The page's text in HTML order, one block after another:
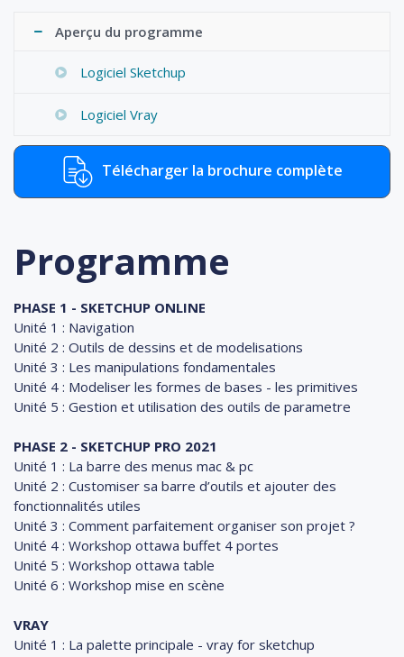
Aperçu du programme
Logiciel Sketchup
Logiciel Vray
Télécharger la brochure complète
Programme
PHASE 1 - SKETCHUP ONLINE
Unité 1 : Navigation
Unité 2 : Outils de dessins et de modelisations
Unité 3 : Les manipulations fondamentales
Unité 4 : Modeliser les formes de bases - les primitives
Unité 5 : Gestion et utilisation des outils de parametre
PHASE 2 - SKETCHUP PRO 2021
Unité 1 : La barre des menus mac & pc
Unité 2 : Customiser sa barre d’outils et ajouter des
fonctionnalités utiles
Unité 3 : Comment parfaitement organiser son projet ?
Unité 4 : Workshop ottawa buffet 4 portes
Unité 5 : Workshop ottawa table
Unité 6 : Workshop mise en scène
VRAY
Unité 1 : La palette principale - vray for sketchup